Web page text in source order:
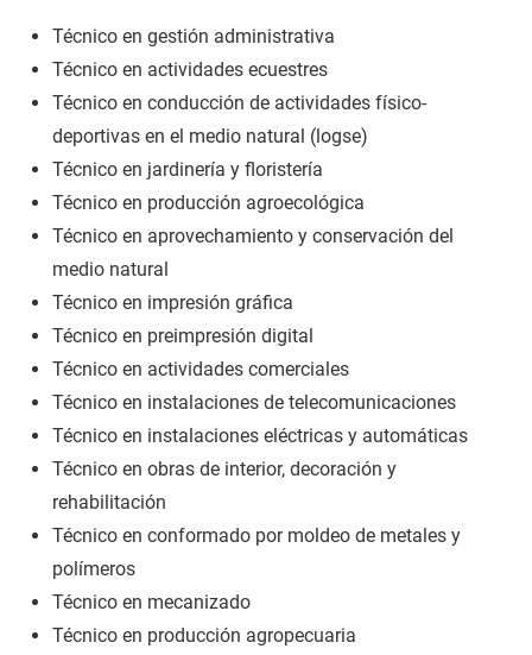
Técnico en gestión administrativa
Técnico en actividades ecuestres
Técnico en conducción de actividades físico-
deportivas en el medio natural (logse)
Técnico en jardinería y floristería
Técnico en producción agroecológica
Técnico en aprovechamiento y conservación del
medio natural
Técnico en impresión gráfica
Técnico en preimpresión digital
Técnico en actividades comerciales
Técnico en instalaciones de telecomunicaciones
Técnico en instalaciones eléctricas y automáticas
Técnico en obras de interior, decoración y
rehabilitación
Técnico en conformado por moldeo de metales y
polímeros
Técnico en mecanizado
Técnico en producción agropecuaria